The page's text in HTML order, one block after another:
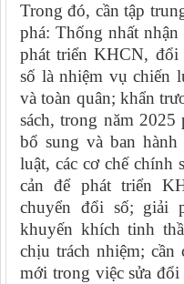
Trong đó, cần tập
phá: Thống nhất
phát triển KHCN, đổi
số là nhiệm vụ chiến
và toàn quân; khẩn
sách, trong năm 2025
bổ sung và ban
luật, các cơ chế chính
cản để phát triển
chuyển đổi số; giải
khuyến khích tinh
chịu trách nhiệm;
mới trong việc sửa